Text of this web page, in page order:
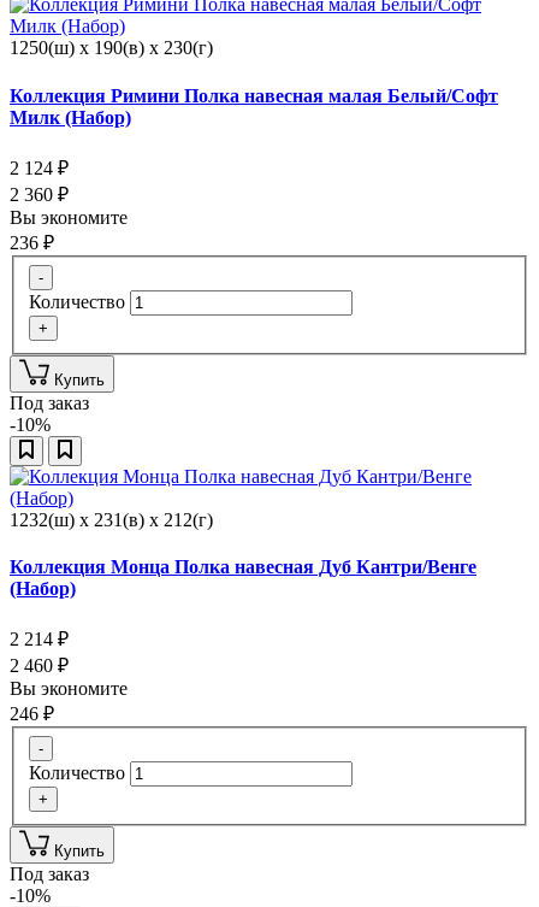
1250(ш) x 190(в) x 230(г)
Коллекция Римини Полка навесная малая Белый/Софт
Милк (Набор)
2 124 ₽
2 360 ₽
Вы экономите
236 ₽
-
Количество
+
Купить
Под заказ
-10%
1232(ш) x 231(в) x 212(г)
Коллекция Монца Полка навесная Дуб Кантри/Венге
(Набор)
2 214 ₽
2 460 ₽
Вы экономите
246 ₽
-
Количество
+
Купить
Под заказ
-10%